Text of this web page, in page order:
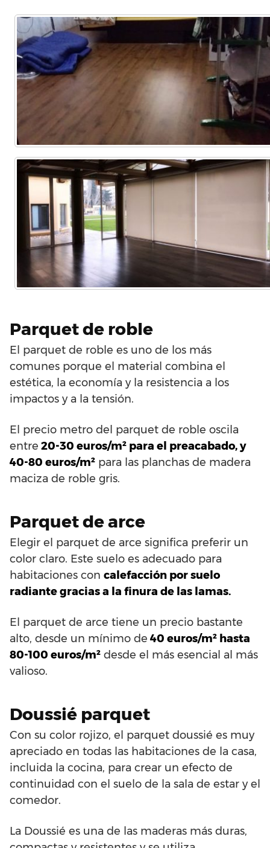
Parquet de roble
El parquet de roble es uno de los más
comunes porque el material combina el
estética, la economía y la resistencia a los
impactos y a la tensión.
El precio metro del parquet de roble oscila
entre 20-30 euros/m² para el preacabado, y
40-80 euros/m² para las planchas de madera
maciza de roble gris.
Parquet de arce
Elegir el parquet de arce significa preferir un
color claro. Este suelo es adecuado para
habitaciones con calefacción por suelo
radiante gracias a la finura de las lamas.
El parquet de arce tiene un precio bastante
alto, desde un mínimo de 40 euros/m² hasta
80-100 euros/m² desde el más esencial al más
valioso.
Doussié parquet
Con su color rojizo, el parquet doussié es muy
apreciado en todas las habitaciones de la casa,
incluida la cocina, para crear un efecto de
continuidad con el suelo de la sala de estar y el
comedor.
La Doussié es una de las maderas más duras,